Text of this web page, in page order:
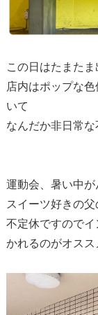
この日はたまた
店内はポップな
いて
なんだか非日常
運動会、暑い中
スイーツ好きの父
不定休ですので
かれるのがオスス